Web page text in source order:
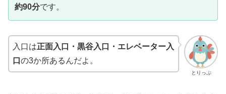
約90分です。
とりっぷ
入口は正面入口・黒谷入口・エレベーター入
口 の3か所あるんだよ。